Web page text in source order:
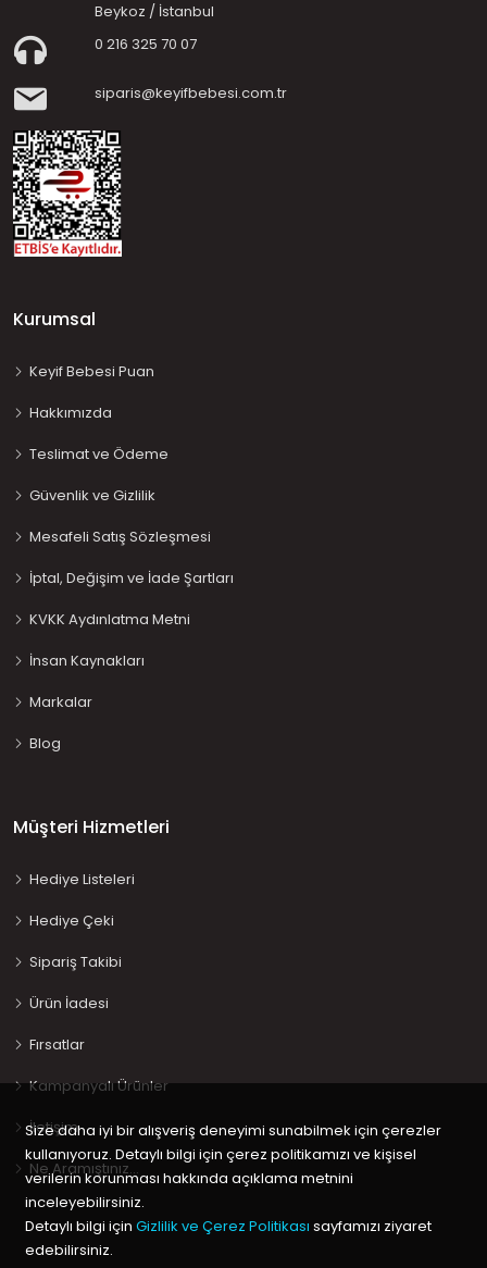
Beykoz / İstanbul
0 216 325 70 07
siparis@keyifbebesi.com.tr
Kurumsal
Keyif Bebesi Puan
Hakkımızda
Teslimat ve Ödeme
Güvenlik ve Gizlilik
Mesafeli Satış Sözleşmesi
İptal, Değişim ve İade Şartları
KVKK Aydınlatma Metni
İnsan Kaynakları
Markalar
Blog
Müşteri Hizmetleri
Hediye Listeleri
Hediye Çeki
Sipariş Takibi
Ürün İadesi
Fırsatlar
Kampanyalı Ürünler
İletişim
Ne Aramıştınız…
Size daha iyi bir alışveriş deneyimi sunabilmek için çerezler
kullanıyoruz. Detaylı bilgi için çerez politikamızı ve kişisel
verilerin korunması hakkında açıklama metnini
inceleyebilirsiniz.
Detaylı bilgi için Gizlilik ve Çerez Politikası sayfamızı ziyaret
edebilirsiniz.